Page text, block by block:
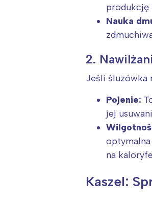
produkcję
Nauka
2.
Jeśli śluzówka
Pojenie:
jej
na
Kaszel: